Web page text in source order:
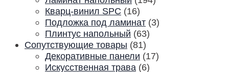
Кварц-винил SPC (16)
Подложка под ламинат (3)
Плинтус напольный (63)
Сопутствующие товары (81)
Декоративные панели (17)
Искусственная трава (6)